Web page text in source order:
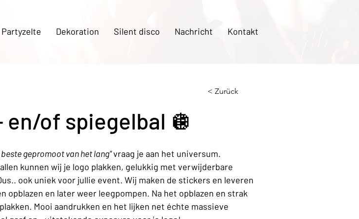
Partyzelte Dekoration Silent disco Nachricht Kontakt
< Zurück
of spiegelbal 🪩
gepromoot van het lang" vraag je aan het universum.
kunnen wij je logo plakken, gelukkig met verwijderbare
ook uniek voor jullie event. Wij maken de stickers en leveren
opblazen en later weer leegpompen. Na het opblazen en strak
Mooi aandrukken en het lijken net échte massieve